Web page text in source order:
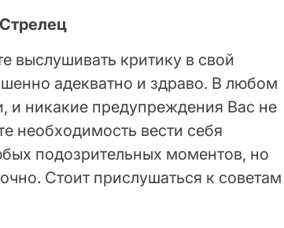
выслушивать критику в свой
адекватно и здраво. В любом
и никакие предупреждения Вас не
необходимость вести себя
подозрительных моментов, но
Стоит прислушаться к советам